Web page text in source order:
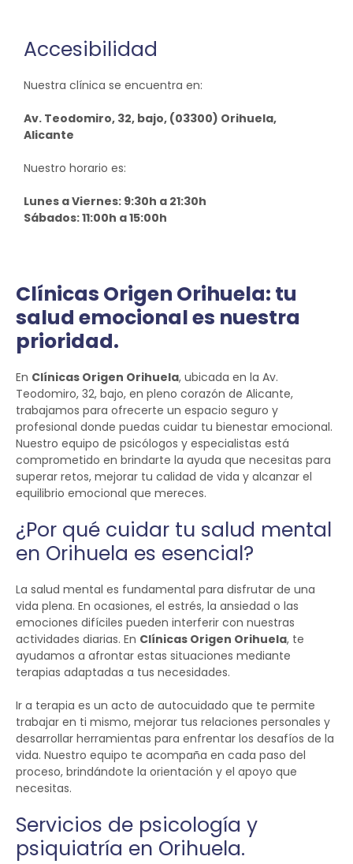
Accesibilidad
Nuestra clínica se encuentra en:
Av. Teodomiro, 32, bajo, (03300) Orihuela,
Alicante
Nuestro horario es:
Lunes a Viernes: 9:30h a 21:30h
Sábados: 11:00h a 15:00h
Clínicas Origen Orihuela: tu
salud emocional es nuestra
prioridad.
En Clínicas Origen Orihuela, ubicada en la Av.
Teodomiro, 32, bajo, en pleno corazón de Alicante,
trabajamos para ofrecerte un espacio seguro y
profesional donde puedas cuidar tu bienestar emocional.
Nuestro equipo de psicólogos y especialistas está
comprometido en brindarte la ayuda que necesitas para
superar retos, mejorar tu calidad de vida y alcanzar el
equilibrio emocional que mereces.
¿Por qué cuidar tu salud mental
en Orihuela es esencial?
La salud mental es fundamental para disfrutar de una
vida plena. En ocasiones, el estrés, la ansiedad o las
emociones difíciles pueden interferir con nuestras
actividades diarias. En Clínicas Origen Orihuela, te
ayudamos a afrontar estas situaciones mediante
terapias adaptadas a tus necesidades.
Ir a terapia es un acto de autocuidado que te permite
trabajar en ti mismo, mejorar tus relaciones personales y
desarrollar herramientas para enfrentar los desafíos de la
vida. Nuestro equipo te acompaña en cada paso del
proceso, brindándote la orientación y el apoyo que
necesitas.
Servicios de psicología y
psiquiatría en Orihuela.